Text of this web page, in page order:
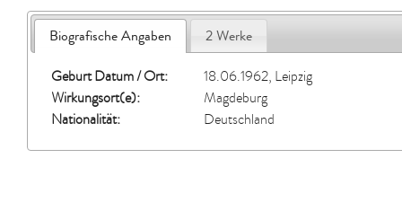
Biografische Angaben 2 Werke
Geburt Datum / Ort:
18.06.1962, Leipzig
Wirkungsort(e):
Magdeburg
Nationalität:
Deutschland